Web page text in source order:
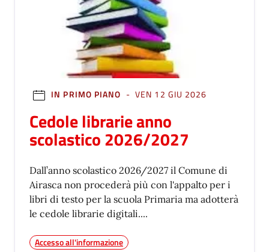
IN PRIMO PIANO - VEN 12 GIU 2026
Cedole librarie anno
scolastico 2026/2027
Dall’anno scolastico 2026/2027 il Comune di
Airasca non procederà più con l'appalto per i
libri di testo per la scuola Primaria ma adotterà
le cedole librarie digitali....
Accesso all'informazione